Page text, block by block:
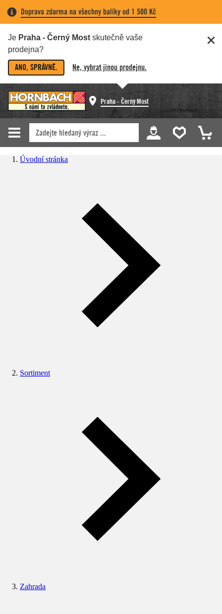
Doprava zdarma na všechny balíky od 1 500 Kč
Je Praha - Černý Most skutečně vaše
prodejna?
ANO, SPRÁVNĚ. Ne, vybrat jinou prodejnu.
Praha - Černý Most
Úvodní stránka
Sortiment
Zahrada